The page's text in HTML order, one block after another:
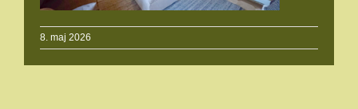
8. maj 2026